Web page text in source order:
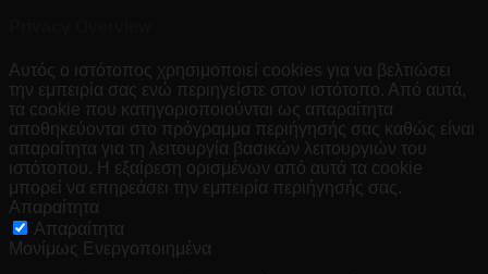
Αυτός ο ιστότοπος χρησιμοποιεί cookies για να βελτιώσει
την εμπειρία σας ενώ περιηγείστε στον ιστότοπο. Από αυτά,
τα cookie που κατηγοριοποιούνται ως απαραίτητα
αποθηκεύονται στο πρόγραμμα περιήγησής σας καθώς είναι
απαραίτητα για τη λειτουργία βασικών λειτουργιών του
ιστότοπου. Η εξαίρεση ορισμένων από αυτά τα cookie
μπορεί να επηρεάσει την εμπειρία περιήγησής σας.
Απαραίτητα
Απαραίτητα
Μονίμως Ενεργοποιημένα